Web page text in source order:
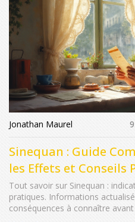
Jonathan Maurel
Sinequan : Guide
les Effets et Conseils
Tout savoir sur Sinequan :
pratiques. Informations
conséquences à connaître avant